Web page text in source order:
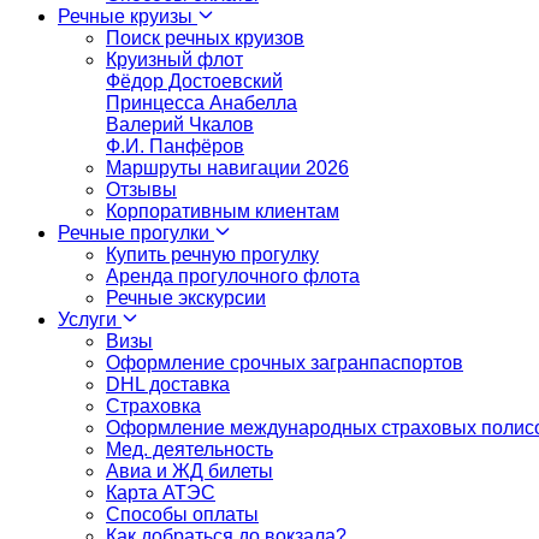
Речные круизы
Поиск речных круизов
Круизный флот
Фёдор Достоевский
Принцесса Анабелла
Валерий Чкалов
Ф.И. Панфёров
Маршруты навигации 2026
Отзывы
Корпоративным клиентам
Речные прогулки
Купить речную прогулку
Аренда прогулочного флота
Речные экскурсии
Услуги
Визы
Оформление срочных загранпаспортов
DHL доставка
Страховка
Оформление международных страховых
Мед. деятельность
Авиа и ЖД билеты
Карта АТЭС
Способы оплаты